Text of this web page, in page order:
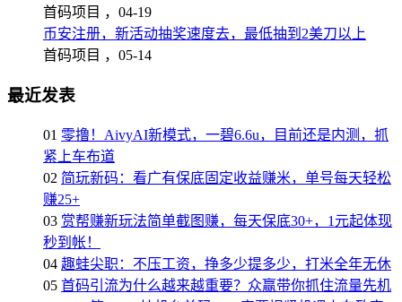
首码项目 ， 04-19
币安注册，新活动抽奖速度去，最低抽到2美刀以上
首码项目 ， 05-14
最近发表
01 零撸！AivyAI新模式，一碧6.6u，目前还是内测，抓
紧上车布道
02 简玩新码：看广有保底固定收益赚米，单号每天轻松
赚25+
03 赏帮赚新玩法简单截图赚，每天保底30+，1元起体现
秒到帐！
04 趣蛙尖职：不压工资，挣多少提多少，打米全年无休
05 首码引流为什么越来越重要？众赢带你抓住流量先机